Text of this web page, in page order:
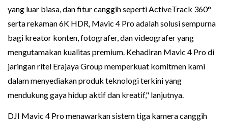
yang luar biasa, dan fitur canggih seperti ActiveTrack 360°
serta rekaman 6K HDR, Mavic 4 Pro adalah solusi sempurna
bagi kreator konten, fotografer, dan videografer yang
mengutamakan kualitas premium. Kehadiran Mavic 4 Pro di
jaringan ritel Erajaya Group memperkuat komitmen kami
dalam menyediakan produk teknologi terkini yang
mendukung gaya hidup aktif dan kreatif," lanjutnya.
DJI Mavic 4 Pro menawarkan sistem tiga kamera canggih